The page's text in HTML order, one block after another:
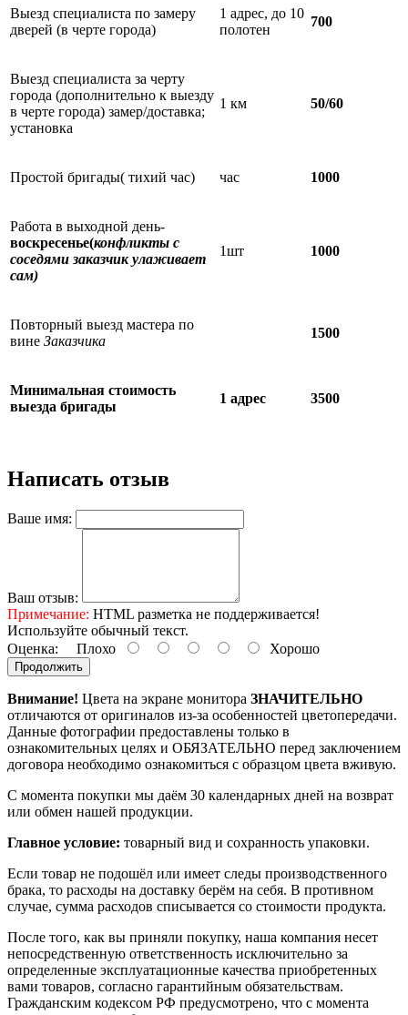
Выезд специалиста по замеру
дверей (в черте города)
1 адрес, до 10
полотен
700
Выезд специалиста за черту
города (дополнительно к выезду
в черте города) замер/доставка;
установка
1 км 50/60
Простой бригады( тихий час) час 1000
Работа в выходной день-
воскресенье(конфликты с
соседями заказчик улаживает
сам)
1шт 1000
Повторный выезд мастера по
вине Заказчика
1500
Минимальная стоимость
выезда бригады
1 адрес 3500
Написать отзыв
Ваше имя:
Ваш отзыв:
Примечание: HTML разметка не поддерживается!
Используйте обычный текст.
Оценка: Плохо Хорошо
Продолжить
Внимание! Цвета на экране монитора ЗНАЧИТЕЛЬНО
отличаются от оригиналов из-за особенностей цветопередачи.
Данные фотографии предоставлены только в
ознакомительных целях и ОБЯЗАТЕЛЬНО перед заключением
договора необходимо ознакомиться с образцом цвета вживую.
С момента покупки мы даём 30 календарных дней на возврат
или обмен нашей продукции.
Главное условие: товарный вид и сохранность упаковки.
Если товар не подошёл или имеет следы производственного
брака, то расходы на доставку берём на себя. В противном
случае, сумма расходов списывается со стоимости продукта.
После того, как вы приняли покупку, наша компания несет
непосредственную ответственность исключительно за
определенные эксплуатационные качества приобретенных
вами товаров, согласно гарантийным обязательствам.
Гражданским кодексом РФ предусмотрено, что с момента